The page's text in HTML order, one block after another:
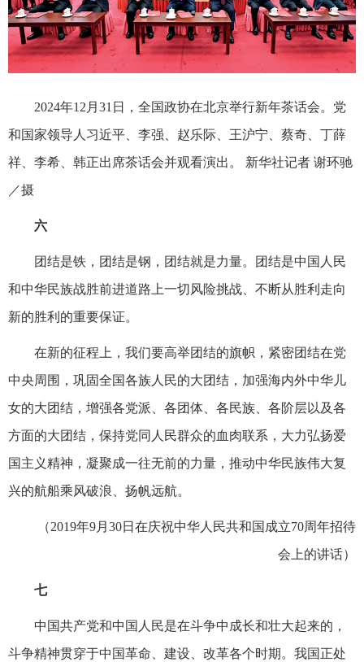
2024年12月31日，全国政协在北京举行新年茶话会。党
和国家领导人习近平、李强、赵乐际、王沪宁、蔡奇、丁薛
祥、李希、韩正出席茶话会并观看演出。 新华社记者 谢环驰
／摄
六
团结是铁，团结是钢，团结就是力量。团结是中国人民
和中华民族战胜前进道路上一切风险挑战、不断从胜利走向
新的胜利的重要保证。
在新的征程上，我们要高举团结的旗帜，紧密团结在党
中央周围，巩固全国各族人民的大团结，加强海内外中华儿
女的大团结，增强各党派、各团体、各民族、各阶层以及各
方面的大团结，保持党同人民群众的血肉联系，大力弘扬爱
国主义精神，凝聚成一往无前的力量，推动中华民族伟大复
兴的航船乘风破浪、扬帆远航。
（2019年9月30日在庆祝中华人民共和国成立70周年招待
会上的讲话）
七
中国共产党和中国人民是在斗争中成长和壮大起来的，
斗争精神贯穿于中国革命、建设、改革各个时期。我国正处